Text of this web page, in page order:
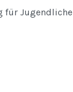
für Jugendliche